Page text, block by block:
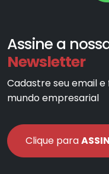
Assine a
Newsletter
Cadastre seu email
mundo empresarial
Clique para